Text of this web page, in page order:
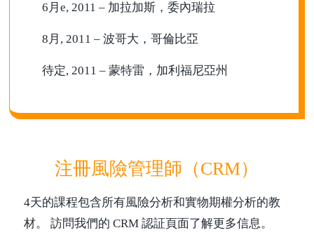
6月e, 2011 – 加拉加斯，委內瑞拉
8月, 2011 – 波哥大，哥倫比亞
待定, 2011 – 蒙特雷，加利福尼亞州
注冊風險管理師（CRM）
4天的課程包含所有風險分析和實物期權分析的教
材。 訪問我們的 CRM 認証頁面了解更多信息。